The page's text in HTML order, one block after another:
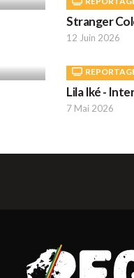
Stranger
12 Juin 2026
Lila Iké -
7 Mai 2026